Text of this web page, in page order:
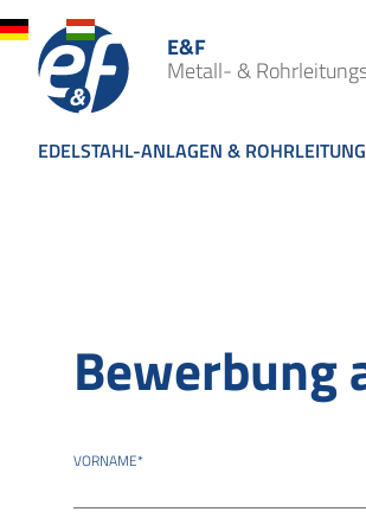
E&F
Metall- &
EDELSTAHL-ANLAGEN &
VORNAME*